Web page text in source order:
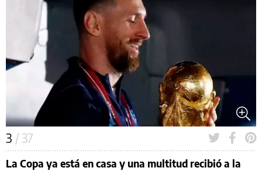
3 / 37
La Copa ya está en casa y una multitud recibió a la